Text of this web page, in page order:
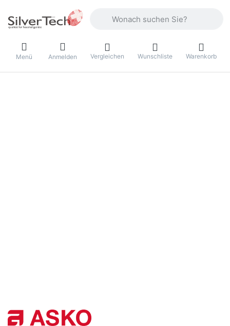
Menü Anmelden Vergleichen Wunschliste Warenkorb